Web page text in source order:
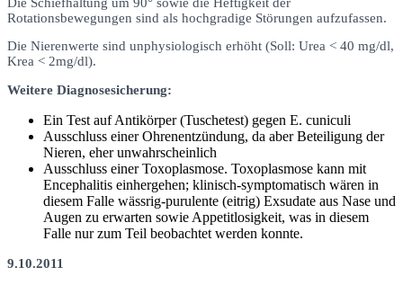
Rotationsbewegungen sind als hochgradige Störungen aufzufassen.
Die Nierenwerte sind unphysiologisch erhöht (Soll: Urea < 40 mg/dl,
Krea < 2mg/dl).
Weitere Diagnosesicherung:
Ein Test auf Antikörper (Tuschetest) gegen E. cuniculi
Ausschluss einer Ohrenentzündung, da aber Beteiligung der
Nieren, eher unwahrscheinlich
Ausschluss einer Toxoplasmose. Toxoplasmose kann mit
Encephalitis einhergehen; klinisch-symptomatisch wären in
diesem Falle wässrig-purulente (eitrig) Exsudate aus Nase und
Augen zu erwarten sowie Appetitlosigkeit, was in diesem
Falle nur zum Teil beobachtet werden konnte.
9.10.2011